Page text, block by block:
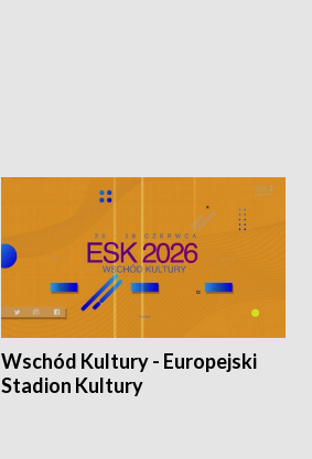
Wschód Kultury - Europejski
Stadion Kultury